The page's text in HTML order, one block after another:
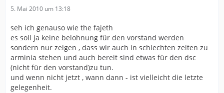
5. Mai 2010 um 13:18
seh ich genauso wie the fajeth
es soll ja keine belohnung für den vorstand werden
sondern nur zeigen , dass wir auch in schlechten zeiten zu
arminia stehen und auch bereit sind etwas für den dsc
(nicht für den vorstand)zu tun.
und wenn nicht jetzt , wann dann - ist vielleicht die letzte
gelegenheit.